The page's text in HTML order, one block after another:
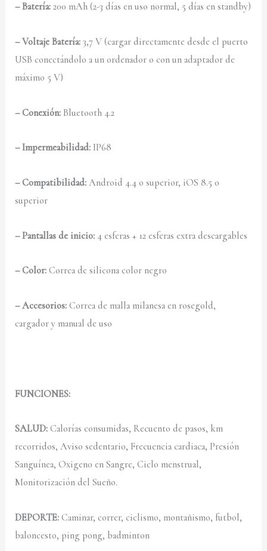
– Batería:200 mAh (2-3 días en uso normal, 5 días en standby)
– Voltaje Batería: 3,7 V (cargar directamente desde el puerto
USB conectándolo a un ordenador o con un adaptador de
máximo 5 V)
– Conexión: Bluetooth 4.2
– Impermeabilidad: IP68
– Compatibilidad:Android 4.4 o superior, iOS 8.5 o
superior
– Pantallas de inicio: 4 esferas + 12 esferas extra descargables
– Color:Correa de silicona color negro
– Accesorios:Correa de malla milanesa en rosegold,
cargador y manual de uso
FUNCIONES:
SALUD:Calorías consumidas, Recuento de pasos, km
recorridos, Aviso sedentario, Frecuencia cardiaca, Presión
Sanguínea, Oxigeno en Sangre, Ciclo menstrual,
Monitorización del Sueño.
DEPORTE:Caminar, correr, ciclismo, montañismo, futbol,
baloncesto, ping pong, badminton